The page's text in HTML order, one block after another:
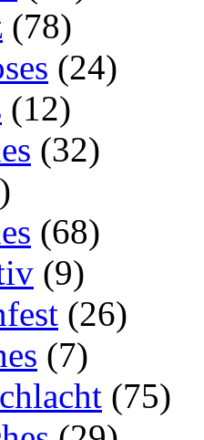
(78)
(24)
(12)
(32)
(68)
(9)
(26)
(7)
(75)